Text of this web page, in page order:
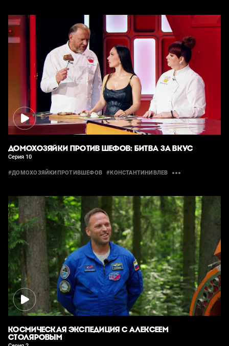
ДОМОХОЗЯЙКИ ПРОТИВ ШЕФОВ: БИТВА ЗА ВКУС
Серия 10
#ДОМОХОЗЯЙКИПРОТИВШЕФОВ #КОНСТАНТИНИВЛЕВ
КОСМИЧЕСКАЯ ЭКСПЕДИЦИЯ С АЛЕКСЕЕМ
СТОЛЯРОВЫМ